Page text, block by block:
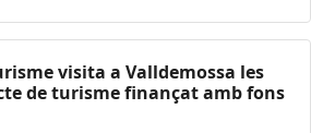
visita a Valldemossa les
de turisme finançat amb fons